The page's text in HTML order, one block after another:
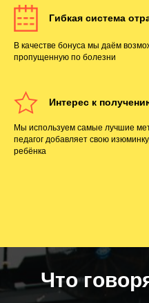
Гибкая система
В качестве бонуса мы даём
пропущенную по болезни
Интерес к
Мы используем самые лучшие
педагог добавляет свою
ребёнка
Что